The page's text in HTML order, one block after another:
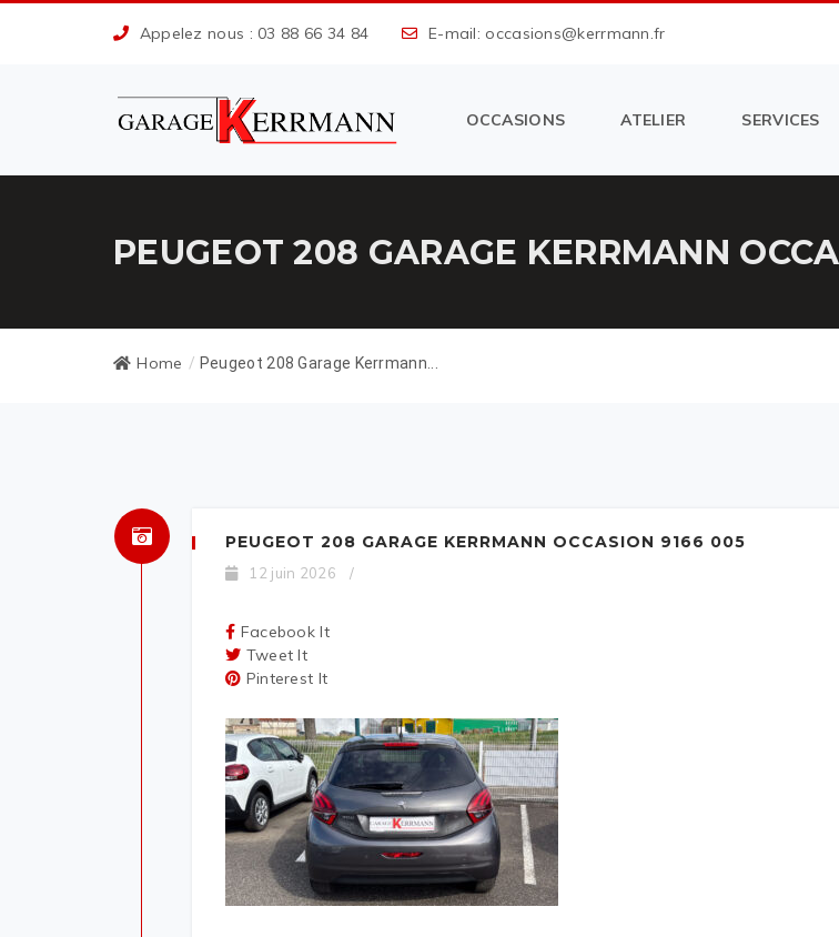
Appelez nous : 03 88 66 34 84 E-mail: occasions@kerrmann.fr
OCCASIONS ATELIER SERVICES
PEUGEOT 208 GARAGE KERRMANN
Home / Peugeot 208 Garage Kerrmann...
PEUGEOT 208 GARAGE KERRMANN OCCASION 9166 005
12 juin 2026 /
Facebook It
Tweet It
Pinterest It